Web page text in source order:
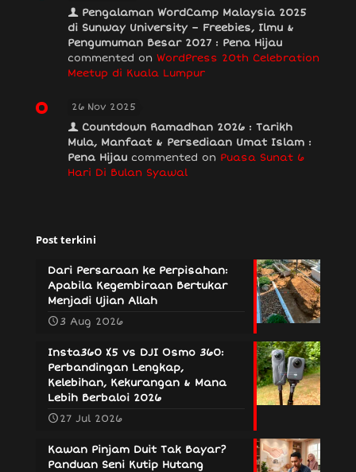
Pengalaman WordCamp Malaysia 2025
di Sunway University – Freebies, Ilmu &
Pengumuman Besar 2027 : Pena Hijau
commented on WordPress 20th Celebration
Meetup di Kuala Lumpur
26 Nov 2025
Countdown Ramadhan 2026 : Tarikh
Mula, Manfaat & Persediaan Umat Islam :
Pena Hijau commented on Puasa Sunat 6
Hari Di Bulan Syawal
Post terkini
Dari Persaraan ke Perpisahan:
Apabila Kegembiraan Bertukar
Menjadi Ujian Allah
3 Aug 2026
Insta360 X5 vs DJI Osmo 360:
Perbandingan Lengkap,
Kelebihan, Kekurangan & Mana
Lebih Berbaloi 2026
27 Jul 2026
Kawan Pinjam Duit Tak Bayar?
Panduan Seni Kutip Hutang